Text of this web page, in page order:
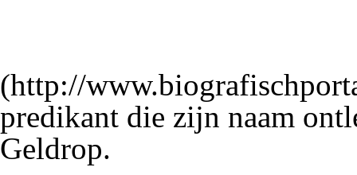
predikant die zijn naam
Geldrop.